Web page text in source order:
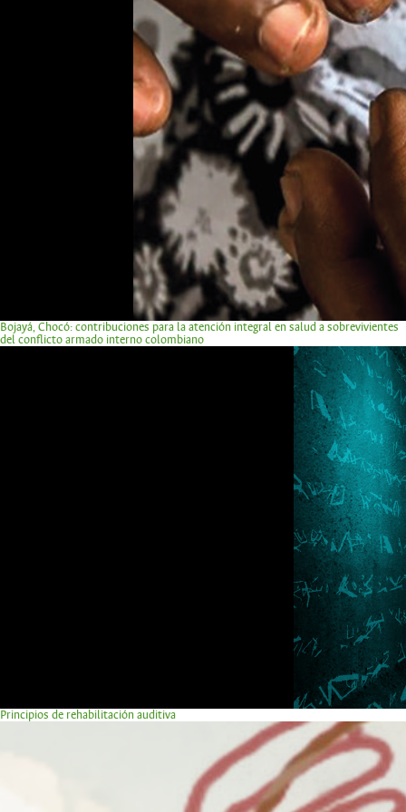
Bojayá, Chocó: contribuciones para la atención integral en salud a sobrevivientes
del conflicto armado interno colombiano
Principios de rehabilitación auditiva